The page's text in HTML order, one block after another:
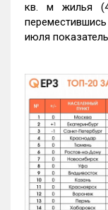
кв. м жилья
июля